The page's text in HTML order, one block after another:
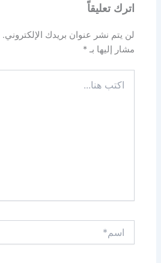
اترك تعليقاً
لن يتم نشر عنوان بريدك الإلكتروني.
مشار إليها بـ*
هنا...